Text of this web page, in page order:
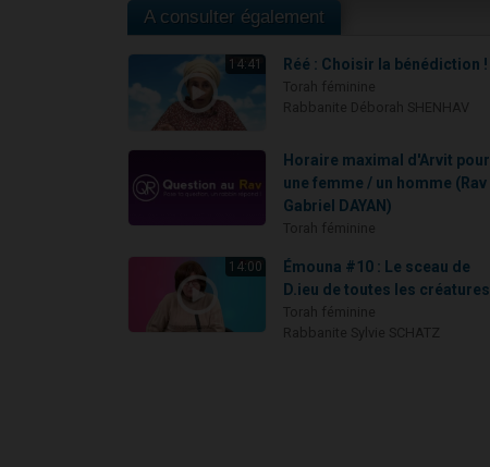
A consulter également
14:41 Réé : Choisir la bénédiction !
Horaire maximal d'Arvit pour
une femme / un homme (Rav
Gabriel DAYAN)
14:00
Émouna #10 : Le sceau de
D.ieu de toutes les créatures